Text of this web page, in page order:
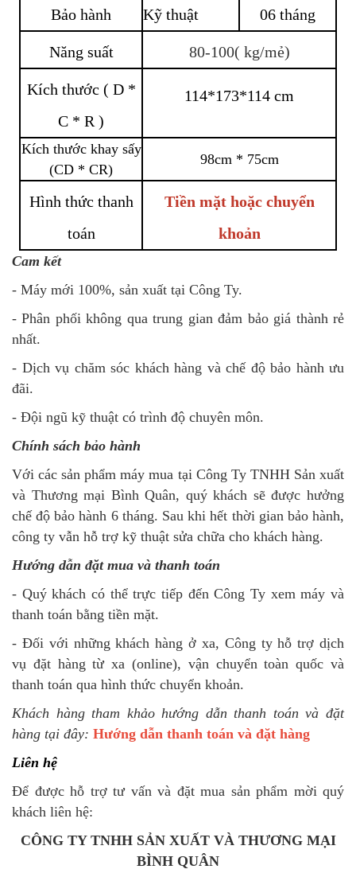
Bảo hành Kỹ thuật 06 tháng
Năng suất 80-100( kg/mẻ)
Kích thước ( D *
C * R )
114*173*114 cm
Kích thước khay sấy
(CD * CR)
98cm * 75cm
Hình thức thanh
toán
Tiền mặt hoặc chuyển
khoản
Cam kết
- Máy mới 100%, sản xuất tại Công Ty.
- Phân phối không qua trung gian đảm bảo giá thành rẻ
nhất.
- Dịch vụ chăm sóc khách hàng và chế độ bảo hành ưu
đãi.
- Đội ngũ kỹ thuật có trình độ chuyên môn.
Chính sách bảo hành
Với các sản phẩm máy mua tại Công Ty TNHH Sản xuất
và Thương mại Bình Quân, quý khách sẽ được hưởng
chế độ bảo hành 6 tháng. Sau khi hết thời gian bảo hành,
công ty vẫn hỗ trợ kỹ thuật sửa chữa cho khách hàng.
Hướng dẫn đặt mua và thanh toán
- Quý khách có thể trực tiếp đến Công Ty xem máy và
thanh toán bằng tiền mặt.
- Đối với những khách hàng ở xa, Công ty hỗ trợ dịch
vụ đặt hàng từ xa (online), vận chuyển toàn quốc và
thanh toán qua hình thức chuyển khoản.
Khách hàng tham khảo hướng dẫn thanh toán và đặt
hàng tại đây: Hướng dẫn thanh toán và đặt hàng
Liên hệ
Để được hỗ trợ tư vấn và đặt mua sản phẩm mời quý
khách liên hệ:
CÔNG TY TNHH SẢN XUẤT VÀ THƯƠNG MẠI
BÌNH QUÂN